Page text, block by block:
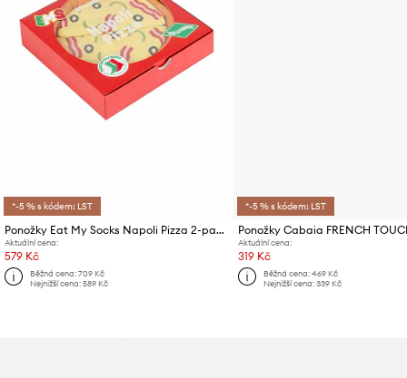
*-5 % s kódem: LST
Ponožky Eat My Socks Napoli Pizza 2-pack
Aktuální cena:
579 Kč
Běžná cena:709 Kč
Nejnižší cena:589 Kč
*-5 % s kódem: LST
Ponožky Cabaia FRENCH
Aktuální cena:
319 Kč
Běžná cena:469 Kč
Nejnižší cena:339 Kč